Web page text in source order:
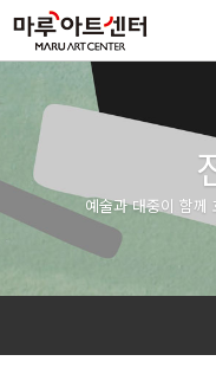
예술과 대중이 함께